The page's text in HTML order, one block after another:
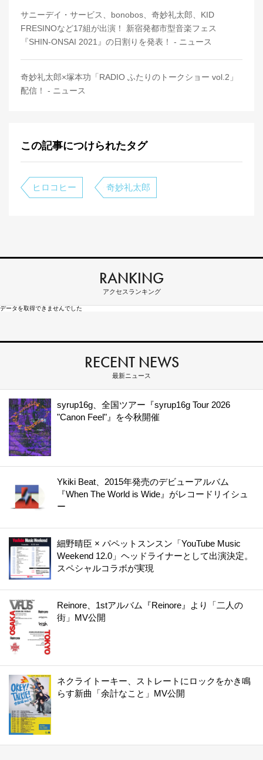
サニーデイ・サービス、bonobos、奇妙礼太郎、KID
FRESINOなど17組が出演！ 新宿発都市型音楽フェス
『SHIN-ONSAI 2021』の日割りを発表！ - ニュース
奇妙礼太郎×塚本功「RADIO ふたりのトークショー vol.2」
配信！ - ニュース
この記事につけられたタグ
ヒロコヒー 奇妙礼太郎
RANKING
アクセスランキング
データを取得できませんでした
RECENT NEWS
最新ニュース
syrup16g、全国ツアー『syrup16g Tour 2026
"Canon Feel"』を今秋開催
Ykiki Beat、2015年発売のデビューアルバム
『When The World is Wide』がレコードリイシュ
ー
細野晴臣 × パペットスンスン「YouTube Music
Weekend 12.0」ヘッドライナーとして出演決定。
スペシャルコラボが実現
Reinore、1stアルバム『Reinore』より「二人の
街」MV公開
ネクライトーキー、ストレートにロックをかき鳴
らす新曲「余計なこと」MV公開